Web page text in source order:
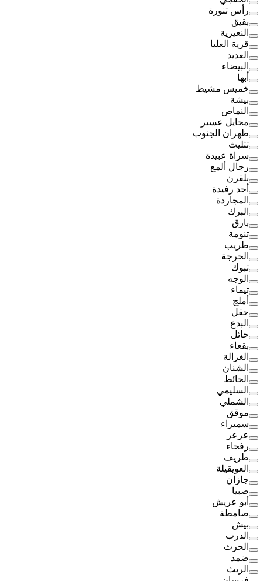
رأس تنورة
بقيق
النعيرية
قرية العليا
العديد
البيضاء
أبها
خميس مشيط
بيشة
النماص
محايل عسير
ظهران الجنوب
تثليث
سراة عبيدة
رجال ألمع
بلقرن
أحد رفيدة
المجاردة
البرك
بارق
تنومة
طريب
الحرجة
تبوك
الوجه
تيماء
أملج
حقل
البدع
حائل
بقعاء
الغزالة
الشنان
الحائط
السليمي
الشملي
موقق
سميراء
عرعر
رفحاء
طريف
العويقيلة
جازان
صبيا
أبو عريش
صامطة
بيش
الدرب
الحرث
ضمد
الريث